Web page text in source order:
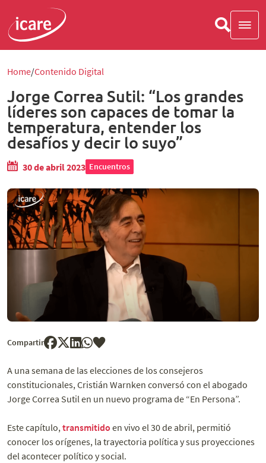
Home Contenido Digital
Jorge Correa Sutil: “Los grandes
líderes son capaces de tomar la
temperatura, entender los
desafíos y decir lo suyo”
30 de abril 2023 Encuentros
Compartir
A una semana de las elecciones de los consejeros
constitucionales, Cristián Warnken conversó con el abogado
Jorge Correa Sutil en un nuevo programa de “En Persona”.
Este capítulo,transmitido en vivo el 30 de abril, permitió
conocer los orígenes, la trayectoria política y sus proyecciones
del acontecer político y social.